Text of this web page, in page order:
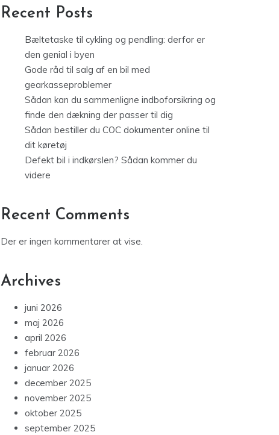
Recent Posts
Bæltetaske til cykling og pendling: derfor er
den genial i byen
Gode råd til salg af en bil med
gearkasseproblemer
Sådan kan du sammenligne indboforsikring og
finde den dækning der passer til dig
Sådan bestiller du COC dokumenter online til
dit køretøj
Defekt bil i indkørslen? Sådan kommer du
videre
Recent Comments
Der er ingen kommentarer at vise.
Archives
juni 2026
maj 2026
april 2026
februar 2026
januar 2026
december 2025
november 2025
oktober 2025
september 2025